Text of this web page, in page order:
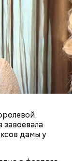
дамы у
Нужно вести
дикого
того периода
Макеева жил
12 километрах
увидеть
секретарю